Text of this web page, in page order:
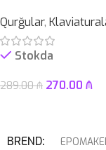
Qurğular,
Stokda
289.00₼ 270.00 ₼
BREND